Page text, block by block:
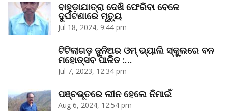
ବାହୁଡ଼ାଯାତ୍ରା ଦେଖି ଫେରିବା ବେଳେ
ଦୁର୍ଘଟଣାରେ ମୃତ୍ୟୁ
Jul 18, 2024, 9:44 pm
ଟିଟିଲାଗଡ଼ ଜୁନିଅର ଓମ୍‌ ଭ୍ୟାଲି ସ୍କୁଲରେ ବନ
ମହୋତ୍ସବ ପାଳିତ :…
Jul 7, 2023, 12:34 pm
ପଞ୍ଚଭୂତରେ ଲୀନ ହେଲେ ନିମାଇଁ
Aug 6, 2024, 12:54 pm